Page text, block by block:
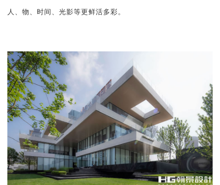
人、物、时间、光影等更鲜活多彩。